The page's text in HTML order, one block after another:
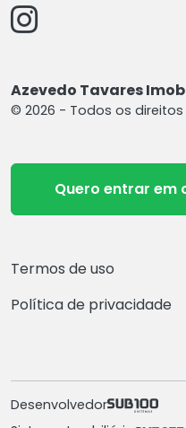
Azevedo Tavares
© 2026 - Todos os direitos
Quero entrar em
Termos de uso
Política de privacidade
Desenvolvedor